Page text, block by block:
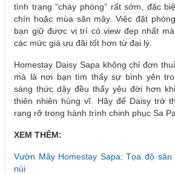
tình trạng “cháy phòng” rất sớm, đặc
chín hoặc mùa săn mây. Việc đặt
bạn giữ được vị trí có view đẹp nhất
các mức giá ưu đãi tốt hơn từ đại lý.
Homestay Daisy Sapa không chỉ đơn
mà là nơi bạn tìm thấy sự bình yên
sáng thức dậy đều thấy yêu đời hơn
thiên nhiên hùng vĩ. Hãy để Daisy trở
rạng rỡ trong hành trình chinh phục Sa
XEM THÊM:
Vườn Mây Homestay Sapa: Tọa độ
núi